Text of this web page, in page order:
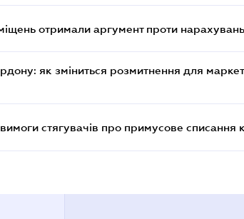
отримали аргумент проти
як зміниться розмитнення для
стягувачів про примусове списання